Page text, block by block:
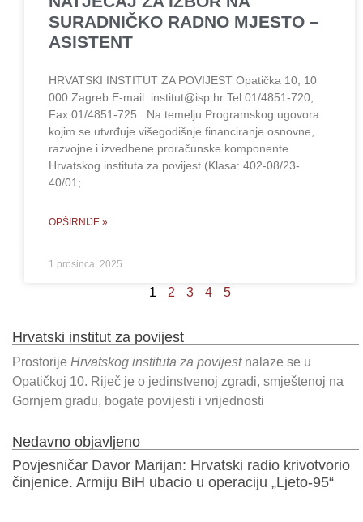
SURADNIČKO RADNO MJESTO –
ASISTENT
HRVATSKI INSTITUT ZA POVIJEST Opatička 10, 10
000 Zagreb E-mail: institut@isp.hr Tel:01/4851-720,
Fax:01/4851-725 Na temelju Programskog ugovora
kojim se utvrđuje višegodišnje financiranje osnovne,
razvojne i izvedbene proračunske komponente
Hrvatskog instituta za povijest (Klasa: 402-08/23-
40/01;
OPŠIRNIJE »
1 prosinca, 2025
1 2 3 4 5
Hrvatski institut za povijest
Prostorije Hrvatskog instituta za povijestnalaze se u
Opatičkoj 10. Riječ je o jedinstvenoj zgradi, smještenoj na
Gornjem gradu, bogate povijesti i vrijednosti
Nedavno objavljeno
Povjesničar Davor Marijan: Hrvatski radio krivotvorio
činjenice. Armiju BiH ubacio u operaciju „Ljeto-95“